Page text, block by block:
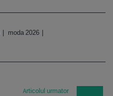
moda 2026
Articolul urmator